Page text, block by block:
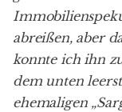
abreißen, aber
konnte ich ihn
dem unten
ehemaligen